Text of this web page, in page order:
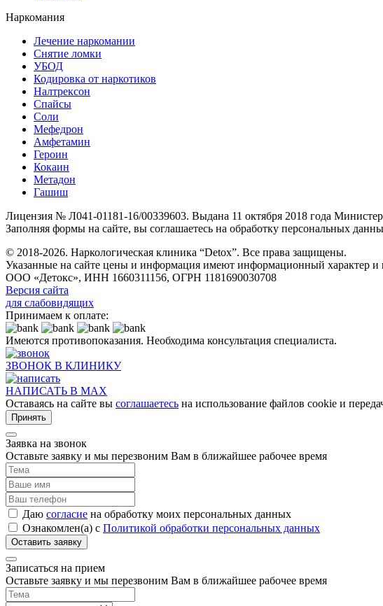
Наркомания
Лечение наркомании
Снятие ломки
УБОД
Кодировка от наркотиков
Налтрексон
Спайсы
Соли
Мефедрон
Амфетамин
Героин
Кокаин
Метадон
Гашиш
Лицензия № Л041-01181-16/00339603. Выдана 11 октября 2018 года
Заполняя формы на сайте, вы соглашаетесь на обработку персональных
© 2018-2026. Наркологическая клиника “Detox”. Все права защищены.
Указанные на сайте цены и информация имеют информационный характер и
ООО «Детокс», ИНН 1660311156, ОГРН 1181690030708
Версия сайта
для слабовидящих
Принимаем к оплате:
Имеются противопоказания. Необходима консультация специалиста.
ЗВОНОК В КЛИНИКУ
НАПИСАТЬ В MAX
Оставаясь на сайте вы соглашаетесь на использование файлов cookie и
Принять
Заявка на звонок
Оставьте заявку и мы перезвоним Вам в ближайшее рабочее время
Даю согласие на обработку моих персональных данных
Ознакомлен(а) с Политикой обработки персональных данных
Записаться на прием
Оставьте заявку и мы перезвоним Вам в ближайшее рабочее время